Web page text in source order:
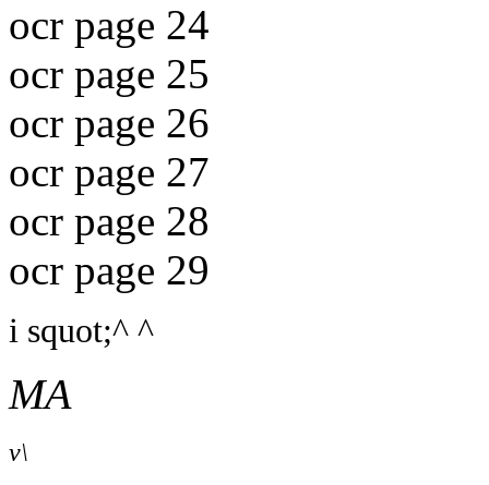
ocr page 24
ocr page 25
ocr page 26
ocr page 27
ocr page 28
ocr page 29
i squot;^ ^
MA
v\